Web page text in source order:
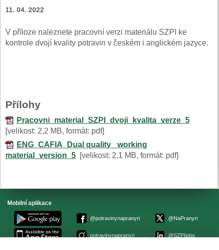
11. 04. 2022
V příloze naleznete pracovní verzi materiálu SZPI ke
kontrole dvojí kvality potravin v českém i anglickém jazyce.
Přílohy
Pracovni_material_SZPI_dvoji_kvalita_verze_5
[velikost: 2,2 MB, formát: pdf]
ENG_CAFIA_Dual quality_ working
material_version_5 [velikost: 2,1 MB, formát: pdf]
Mobilní aplikace
@potravinynapranyri
potravinynapranyri
@NaPranyri
@SZPIjobs